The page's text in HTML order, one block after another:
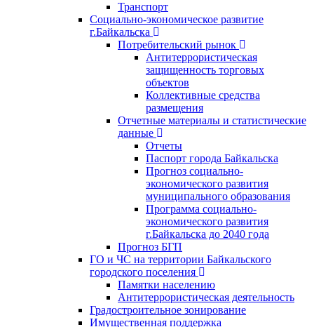
Транспорт
Социально-экономическое развитие
г.Байкальска
Потребительский рынок
Антитеррористическая
защищенность торговых
объектов
Коллективные средства
размещения
Отчетные материалы и статистические
данные
Отчеты
Паспорт города Байкальска
Прогноз социально-
экономического развития
муниципального образования
Программа социально-
экономического развития
г.Байкальска до 2040 года
Прогноз БГП
ГО и ЧС на территории Байкальского
городского поселения
Памятки населению
Антитеррористическая деятельность
Градостроительное зонирование
Имущественная поддержка